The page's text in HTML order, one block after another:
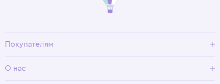
Покупателям
Условия возврата
О нас